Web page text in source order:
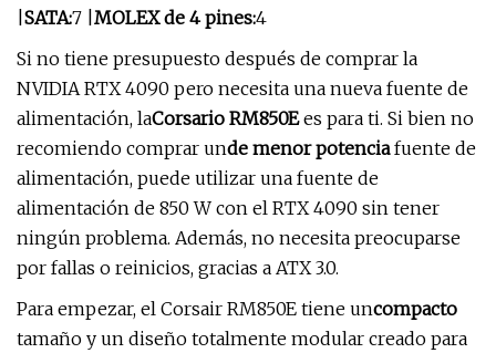
SATA:7 | MOLEX de 4 pines:4
Si no tiene presupuesto después de comprar la
NVIDIA RTX 4090 pero necesita una nueva fuente de
alimentación, laCorsario RM850Ees para ti. Si bien no
recomiendo comprar unde menor potenciafuente de
alimentación, puede utilizar una fuente de
alimentación de 850 W con el RTX 4090 sin tener
ningún problema. Además, no necesita preocuparse
por fallas o reinicios, gracias a ATX 3.0.
Para empezar, el Corsair RM850E tiene uncompacto
tamaño y un diseño totalmente modular creado para